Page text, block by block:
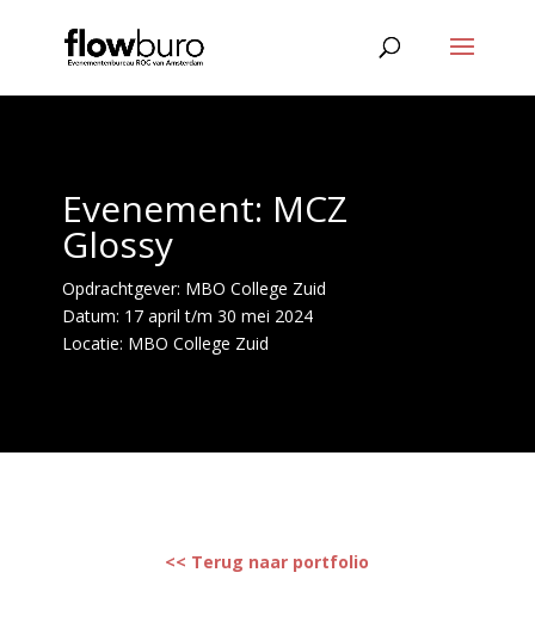
Evenement: MCZ
Glossy
Opdrachtgever: MBO College Zuid
Datum: 17 april t/m 30 mei 2024
Locatie: MBO College Zuid
<< Terug naar portfolio